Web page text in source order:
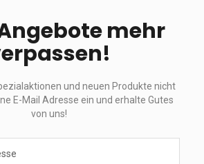
mehr
und neuen Produkte nicht
E-Mail Adresse ein und erhalte Gutes
von uns!